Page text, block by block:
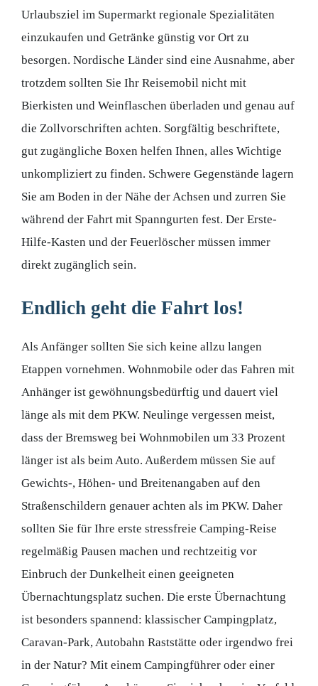
Urlaubsziel im Supermarkt regionale Spezialitäten
einzukaufen und Getränke günstig vor Ort zu
besorgen. Nordische Länder sind eine Ausnahme, aber
trotzdem sollten Sie Ihr Reisemobil nicht mit
Bierkisten und Weinflaschen überladen und genau auf
die Zollvorschriften achten. Sorgfältig beschriftete,
gut zugängliche Boxen helfen Ihnen, alles Wichtige
unkompliziert zu finden. Schwere Gegenstände lagern
Sie am Boden in der Nähe der Achsen und zurren Sie
während der Fahrt mit Spanngurten fest. Der Erste-
Hilfe-Kasten und der Feuerlöscher müssen immer
direkt zugänglich sein.
Endlich geht die Fahrt los!
Als Anfänger sollten Sie sich keine allzu langen
Etappen vornehmen. Wohnmobile oder das Fahren mit
Anhänger ist gewöhnungsbedürftig und dauert viel
länge als mit dem PKW. Neulinge vergessen meist,
dass der Bremsweg bei Wohnmobilen um 33 Prozent
länger ist als beim Auto. Außerdem müssen Sie auf
Gewichts-, Höhen- und Breitenangaben auf den
Straßenschildern genauer achten als im PKW. Daher
sollten Sie für Ihre erste stressfreie Camping-Reise
regelmäßig Pausen machen und rechtzeitig vor
Einbruch der Dunkelheit einen geeigneten
Übernachtungsplatz suchen. Die erste Übernachtung
ist besonders spannend: klassischer Campingplatz,
Caravan-Park, Autobahn Raststätte oder irgendwo frei
in der Natur? Mit einem Campingführer oder einer